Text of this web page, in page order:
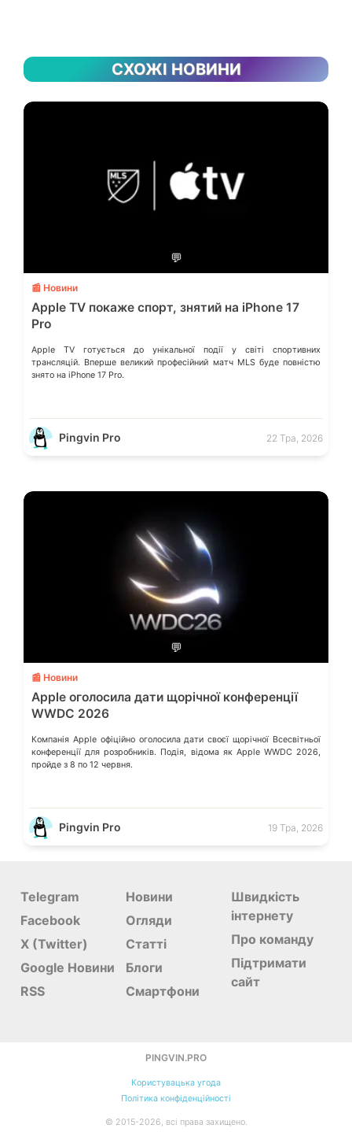
СХОЖІ НОВИНИ
💬
📰 Новини
Apple TV покаже спорт, знятий на iPhone 17
Pro
Apple TV готується до унікальної події у світі спортивних
трансляцій. Вперше великий професійний матч MLS буде повністю
знято на iPhone 17 Pro.
Pingvin Pro 22 Тра, 2026
💬
📰 Новини
Apple оголосила дати щорічної конференції
WWDC 2026
Компанія Apple офіційно оголосила дати своєї щорічної Всесвітньої
конференції для розробників. Подія, відома як Apple WWDC 2026,
пройде з 8 по 12 червня.
Pingvin Pro 19 Тра, 2026
Telegram
Facebook
X (Twitter)
Google Новини
RSS
Новини
Огляди
Статті
Блоги
Смартфони
Швидкість
інтернету
Про команду
Підтримати
сайт
PINGVIN.PRO
Користувацька угода
Політика конфіденційності
© 2015-2026, всі права захищено.